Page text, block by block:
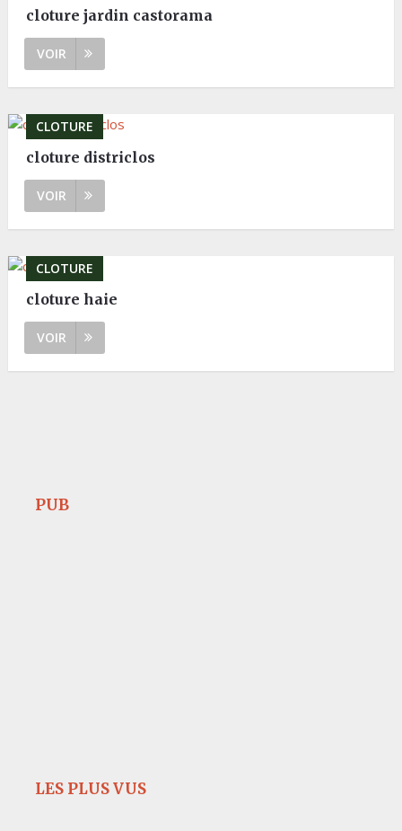
cloture jardin castorama
VOIR
CLOTURE
cloture districlos
VOIR
CLOTURE
cloture haie
VOIR
PUB
LES PLUS VUS